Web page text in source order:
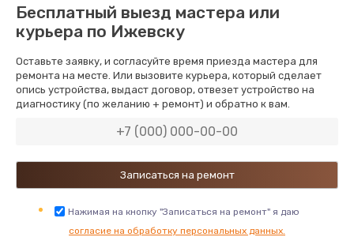
Заказать
3000 руб.
Заказать
Замена предохранителей
1000 руб.
Заказать
Очистка молочных систем
Бесплатный выезд мастера или
курьера по Ижевску
Оставьте заявку, и согласуйте время приезда мастера для
ремонта на месте. Или вызовите курьера, который сделает
опись устройства, выдаст договор, отвезет устройство на
диагностику (по желанию + ремонт) и обратно к вам.
Нажимая на кнопку "Записаться на ремонт" я даю
согласие на обработку персональных данных.